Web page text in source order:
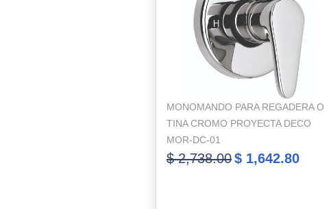
MONOMANDO PARA REGADERA O
TINA CROMO PROYECTA DECO
MOR-DC-01
$ 2,738.00$ 1,642.80